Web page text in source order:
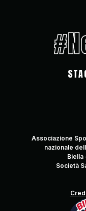
Associazione
nazionale
Biella
Società